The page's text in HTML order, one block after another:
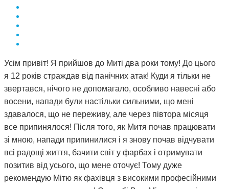
Усім привіт! Я прийшов до Миті два роки тому! До цього
я 12 років страждав від панічних атак! Куди я тільки не
звертався, нічого не допомагало, особливо навесні або
восени, напади були настільки сильними, що мені
здавалося, що не переживу, але через півтора місяця
все припинялося! Після того, як Митя почав працювати
зі мною, напади припинилися і я знову почав відчувати
всі радощі життя, бачити світ у фарбах і отримувати
позитив від усього, що мене оточує! Тому дуже
рекомендую Мітю як фахівця з високими професійними